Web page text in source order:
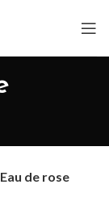
Eau de rose